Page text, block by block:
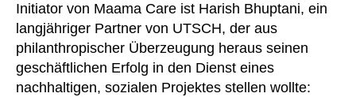
Initiator von Maama Care ist Harish Bhuptani, ein
langjähriger Partner von UTSCH, der aus
philanthropischer Überzeugung heraus seinen
geschäftlichen Erfolg in den Dienst eines
nachhaltigen, sozialen Projektes stellen wollte: